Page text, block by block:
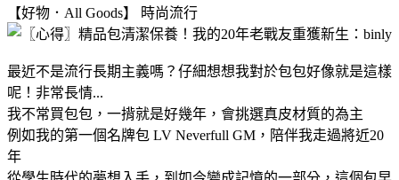
【好物．All Goods】
時尚流行
最近不是流行長期主義嗎？仔細想想我對於包包好像就是這樣
呢！非常長情...
我不常買包包，一揹就是好幾年，會挑選真皮材質的為主
例如我的第一個名牌包 LV Neverfull GM，陪伴我走過將近20
年